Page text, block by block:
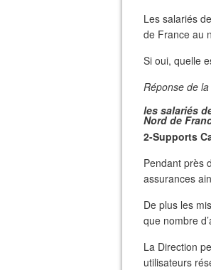
Les salariés
de France au
Si oui, quelle
Réponse de
les salariés
Nord de
2-Supports
Pendant près
assurances
De plus les
que nombre
La Direction
utilisateurs